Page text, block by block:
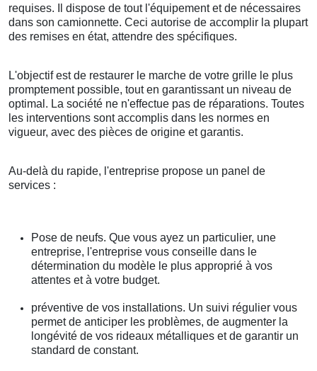
requises. Il dispose de tout l'équipement et de nécessaires
dans son camionnette. Ceci autorise de accomplir la plupart
des remises en état, attendre des spécifiques.
L'objectif est de restaurer le marche de votre grille le plus
promptement possible, tout en garantissant un niveau de
optimal. La société ne n'effectue pas de réparations. Toutes
les interventions sont accomplis dans les normes en
vigueur, avec des pièces de origine et garantis.
Au-delà du rapide, l'entreprise propose un panel de
services :
Pose de neufs. Que vous ayez un particulier, une
entreprise, l'entreprise vous conseille dans le
détermination du modèle le plus approprié à vos
attentes et à votre budget.
préventive de vos installations. Un suivi régulier vous
permet de anticiper les problèmes, de augmenter la
longévité de vos rideaux métalliques et de garantir un
standard de constant.